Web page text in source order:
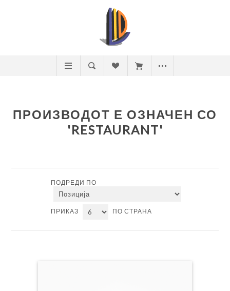
ПРОИЗВОДОТ Е ОЗНАЧЕН СО
'RESTAURANT'
ПОДРЕДИ ПО
ПРИКАЗ ПО СТРАНА